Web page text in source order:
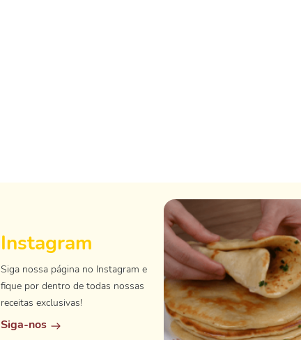
Instagram
Siga nossa página no Instagram e
fique por dentro de todas nossas
receitas exclusivas!
Siga-nos